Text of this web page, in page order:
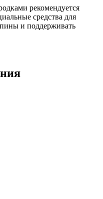
рекомендуется
средства для
и поддерживать